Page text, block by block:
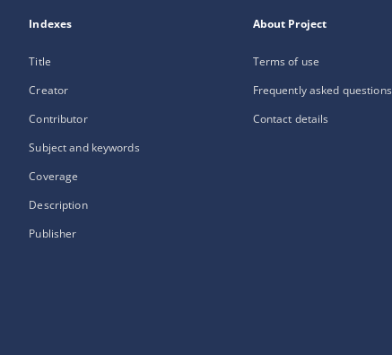
Indexes
Title
Creator
Contributor
Subject and keywords
Coverage
Description
Publisher
About Project
Terms of use
Frequently asked questions
Contact details